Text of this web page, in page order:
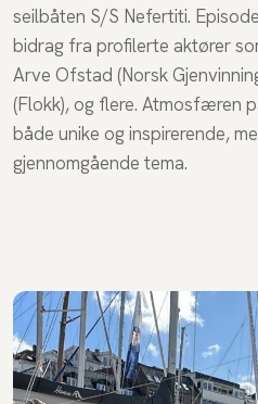
seilbåten S/S Nefertiti.
bidrag fra profilerte aktører
Arve Ofstad (Norsk
(Flokk), og flere. Atmosfæren
både unike og inspirerende,
gjennomgående tema.